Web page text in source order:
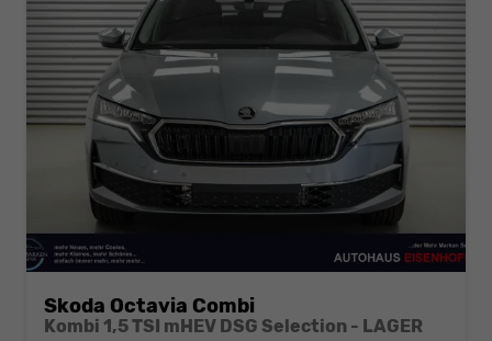
Skoda Octavia Combi
Kombi 1,5 TSI mHEV DSG Selection - LAGER